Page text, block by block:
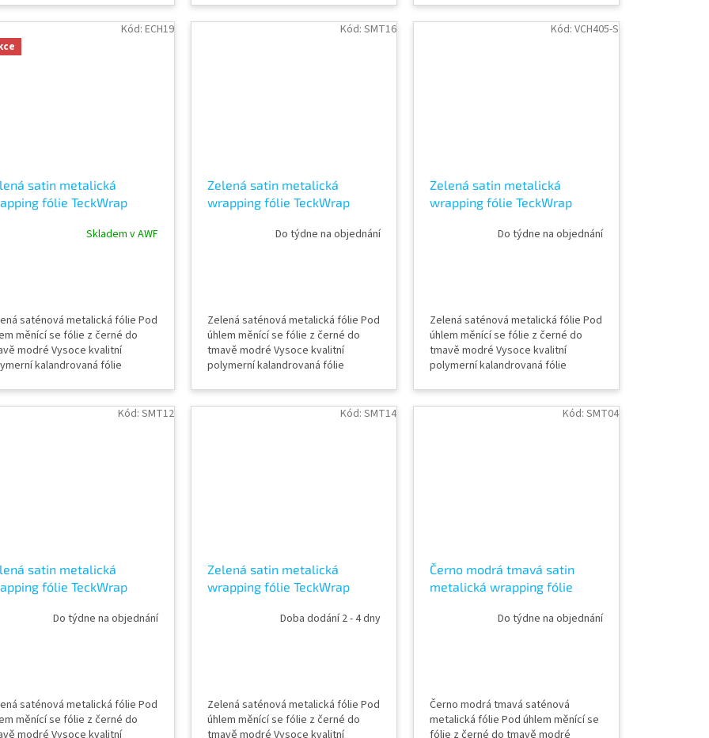
vzduchu) Šířka role 152
návinu role 18 m Vzorky
vidění v AWF STORE Praha 8,
objednat...
vzduchu) Šířka role 152 cm Délka
návinu role 18 m Vzorky fólií k vidění
vzduchu) Šířka role 152 cm Délka
návinu role 18 m Vzorky fólií k vidění
satin metalická
fólie TeckWrap
Skladem v AWF
saténová metalická fólie Pod
měnící se fólie z černé do
modré Vysoce kvalitní
kalandrovaná fólie
Šířka role 152 cm Délka
role 18 m Vzorky fólií k vidění
Kód: ECH19
Zelená satin metalická
wrapping fólie TeckWrap
Do týdne na objednání
Zelená saténová metalická fólie Pod
úhlem měnící se fólie z černé do
tmavě modré Vysoce kvalitní
polymerní kalandrovaná fólie
vzduchu) Šířka role 152 cm Délka
návinu role 18 m Vzorky fólií k vidění
Kód: SMT16
Zelená satin metalická
wrapping fólie TeckWrap
Do týdne na objednání
Zelená saténová metalická fólie Pod
úhlem měnící se fólie z černé do
tmavě modré Vysoce kvalitní
polymerní kalandrovaná fólie
vzduchu) Šířka role 152 cm Délka
návinu role 18 m Vzorky fólií k vidění
Kód: VCH405-S
satin metalická
fólie TeckWrap
Do týdne na objednání
saténová metalická fólie Pod
měnící se fólie z černé do
modré Vysoce kvalitní
Kód: SMT12
Zelená satin metalická
wrapping fólie TeckWrap
Doba dodání 2 - 4 dny
Zelená saténová metalická fólie Pod
úhlem měnící se fólie z černé do
tmavě modré Vysoce kvalitní
Kód: SMT14
Černo modrá tmavá satin
metalická wrapping fólie
Do týdne na objednání
Černo modrá tmavá saténová
metalická fólie Pod úhlem měnící se
fólie z černé do tmavě modré
Kód: SMT04